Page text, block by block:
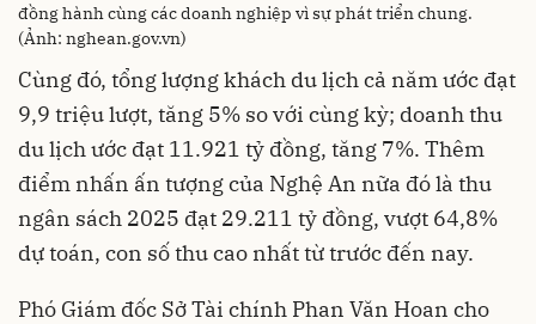
đồng hành cùng các doanh nghiệp vì sự phát triển chung.
(Ảnh: nghean.gov.vn)
Cùng đó, tổng lượng khách du lịch cả năm ước đạt
9,9 triệu lượt, tăng 5% so với cùng kỳ; doanh thu
du lịch ước đạt 11.921 tỷ đồng, tăng 7%. Thêm
điểm nhấn ấn tượng của Nghệ An nữa đó là thu
ngân sách 2025 đạt 29.211 tỷ đồng, vượt 64,8%
dự toán, con số thu cao nhất từ trước đến nay.
Phó Giám đốc Sở Tài chính Phan Văn Hoan cho